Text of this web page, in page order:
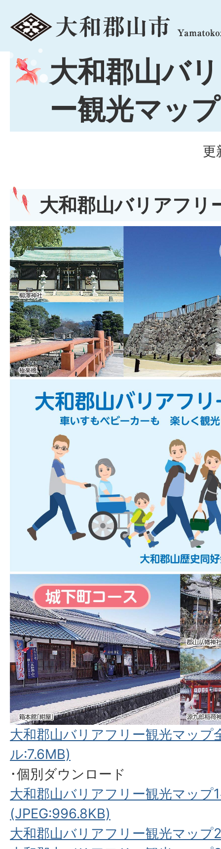
menu
大和郡山バ
ー観光マップ
更
大和郡山バリアフリ
大和郡山バリアフリー観光マップ
ル:7.6MB)
･個別ダウンロード
大和郡山バリアフリー観光マップ
(JPEG:996.8KB)
大和郡山バリアフリー観光マップ